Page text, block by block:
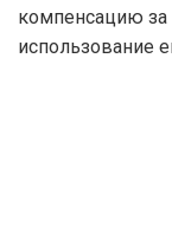
компенсацию за
использование